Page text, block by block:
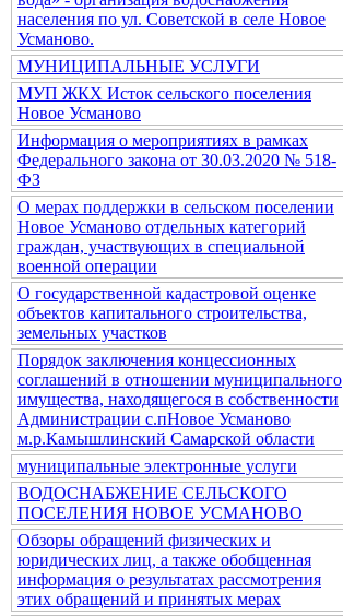
населения по ул. Советской в селе Новое
Усманово.
МУНИЦИПАЛЬНЫЕ УСЛУГИ
МУП ЖКХ Исток сельского поселения
Новое Усманово
Информация о мероприятиях в рамках
Федерального закона от 30.03.2020 № 518-
ФЗ
О мерах поддержки в сельском поселении
Новое Усманово отдельных категорий
граждан, участвующих в специальной
военной операции
О государственной кадастровой оценке
объектов капитального строительства,
земельных участков
Порядок заключения концессионных
соглашений в отношении муниципального
имущества, находящегося в собственности
Администрации с.пНовое Усманово
м.р.Камышлинский Самарской области
муниципальные электронные услуги
ВОДОСНАБЖЕНИЕ СЕЛЬСКОГО
ПОСЕЛЕНИЯ НОВОЕ УСМАНОВО
Обзоры обращений физических и
юридических лиц, а также обобщенная
информация о результатах рассмотрения
этих обращений и принятых мерах